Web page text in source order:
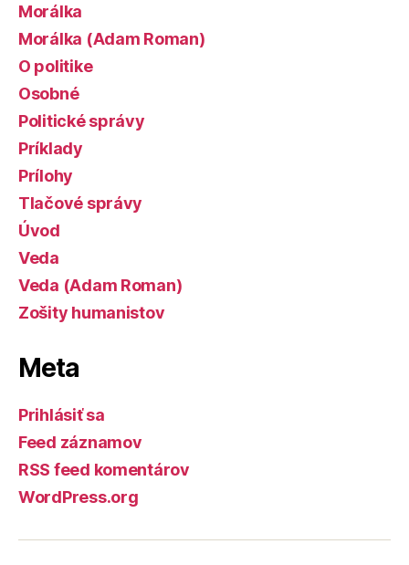
Morálka
Morálka (Adam Roman)
O politike
Osobné
Politické správy
Príklady
Prílohy
Tlačové správy
Úvod
Veda
Veda (Adam Roman)
Zošity humanistov
Meta
Prihlásiť sa
Feed záznamov
RSS feed komentárov
WordPress.org